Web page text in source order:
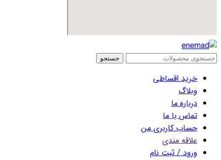
جستجو
خرید اقساطی
وبلاگ
درباره ما
تماس با ما
حساب کاربری من
علاقه مندی
ورود / ثبت نام